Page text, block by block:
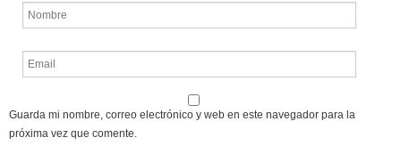
Guarda mi nombre, correo electrónico y web en este navegador para la
próxima vez que comente.